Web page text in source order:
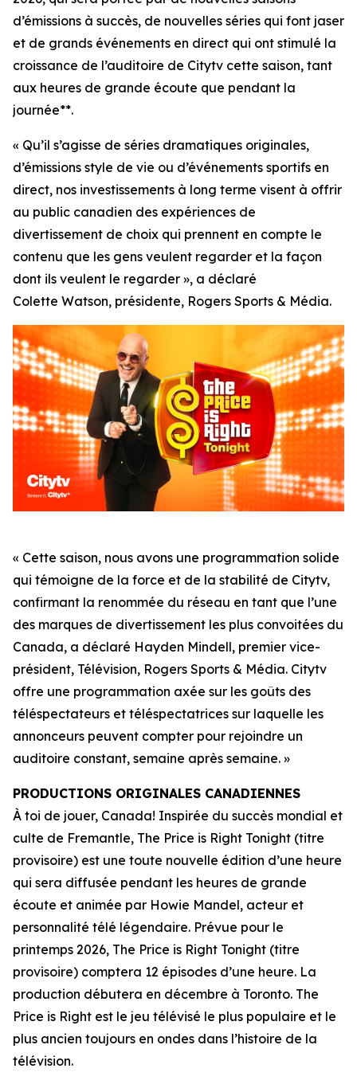
d’émissions à succès, de nouvelles séries qui font jaser
et de grands événements en direct qui ont stimulé la
croissance de l’auditoire de Citytv cette saison, tant
aux heures de grande écoute que pendant la
journée**.
« Qu’il s’agisse de séries dramatiques originales,
d’émissions style de vie ou d’événements sportifs en
direct, nos investissements à long terme visent à offrir
au public canadien des expériences de
divertissement de choix qui prennent en compte le
contenu que les gens veulent regarder et la façon
dont ils veulent le regarder », a déclaré
Colette Watson, présidente, Rogers Sports & Média.
« Cette saison, nous avons une programmation solide
qui témoigne de la force et de la stabilité de Citytv,
confirmant la renommée du réseau en tant que l’une
des marques de divertissement les plus convoitées du
Canada, a déclaré Hayden Mindell, premier vice-
président, Télévision, Rogers Sports & Média. Citytv
offre une programmation axée sur les goûts des
téléspectateurs et téléspectatrices sur laquelle les
annonceurs peuvent compter pour rejoindre un
auditoire constant, semaine après semaine. »
PRODUCTIONS ORIGINALES CANADIENNES
À toi de jouer, Canada! Inspirée du succès mondial et
culte de Fremantle, The Price is Right Tonight (titre
provisoire) est une toute nouvelle édition d’une heure
qui sera diffusée pendant les heures de grande
écoute et animée par Howie Mandel, acteur et
personnalité télé légendaire. Prévue pour le
printemps 2026, The Price is Right Tonight (titre
provisoire) comptera 12 épisodes d’une heure. La
production débutera en décembre à Toronto. The
Price is Right est le jeu télévisé le plus populaire et le
plus ancien toujours en ondes dans l’histoire de la
télévision.